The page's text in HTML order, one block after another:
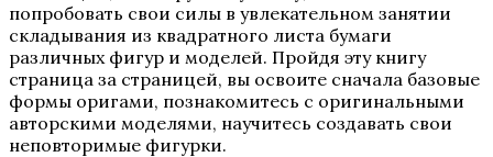
попробовать свои силы в увлекательном занятии
складывания из квадратного листа бумаги
различных фигур и моделей. Пройдя эту книгу
страница за страницей, вы освоите сначала базовые
формы оригами, познакомитесь с оригинальными
авторскими моделями, научитесь создавать свои
неповторимые фигурки.